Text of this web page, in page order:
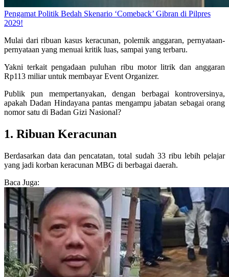
Pengamat Politik Bedah Skenario ‘Comeback’ Gibran di Pilpres
2029!
Mulai dari ribuan kasus keracunan, polemik anggaran, pernyataan-
pernyataan yang menuai kritik luas, sampai yang terbaru.
Yakni terkait pengadaan puluhan ribu motor litrik dan anggaran
Rp113 miliar untuk membayar Event Organizer.
Publik pun mempertanyakan, dengan berbagai kontroversinya,
apakah Dadan Hindayana pantas mengampu jabatan sebagai orang
nomor satu di Badan Gizi Nasional?
1. Ribuan Keracunan
Berdasarkan data dan pencatatan, total sudah 33 ribu lebih pelajar
yang jadi korban keracunan MBG di berbagai daerah.
Baca Juga: